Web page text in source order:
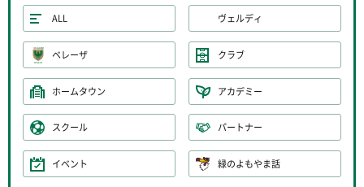
ALL ヴェルディ
ベレーザ クラブ
ホームタウン アカデミー
スクール パートナー
イベント 緑のよもやま話